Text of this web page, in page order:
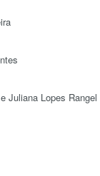
Juliana Lopes